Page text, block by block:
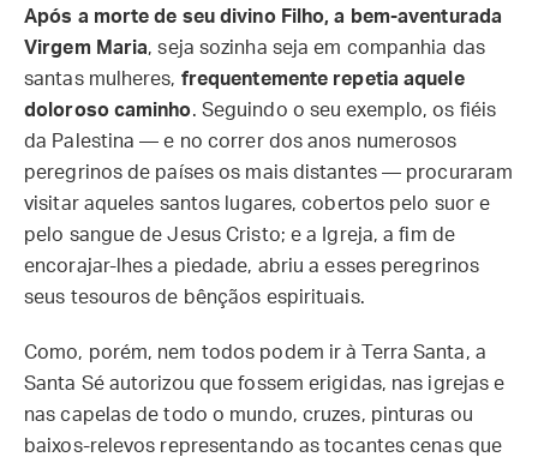
Após a morte de seu divino Filho, a bem-aventurada
Virgem Maria, seja sozinha seja em companhia das
santas mulheres, frequentemente repetia aquele
doloroso caminho. Seguindo o seu exemplo, os fiéis
da Palestina — e no correr dos anos numerosos
peregrinos de países os mais distantes — procuraram
visitar aqueles santos lugares, cobertos pelo suor e
pelo sangue de Jesus Cristo; e a Igreja, a fim de
encorajar-lhes a piedade, abriu a esses peregrinos
seus tesouros de bênçãos espirituais.
Como, porém, nem todos podem ir à Terra Santa, a
Santa Sé autorizou que fossem erigidas, nas igrejas e
nas capelas de todo o mundo, cruzes, pinturas ou
baixos-relevos representando as tocantes cenas que